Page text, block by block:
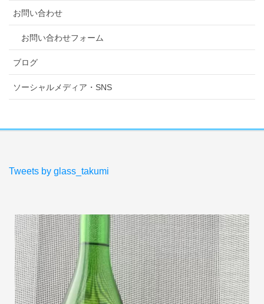
お問い合わせ
お問い合わせフォーム
ブログ
ソーシャルメディア・SNS
Tweets by glass_takumi